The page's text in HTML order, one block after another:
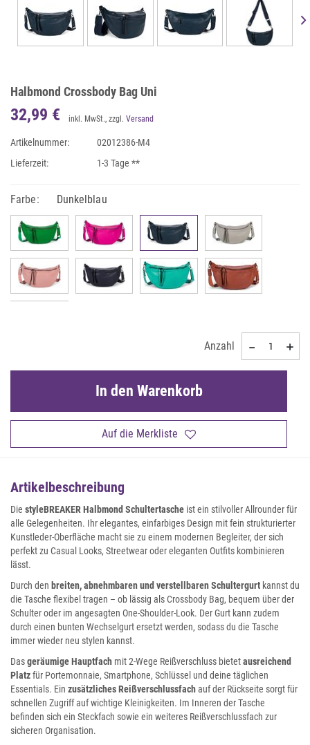
Halbmond Crossbody Bag Uni
32,99 € inkl. MwSt., zzgl. Versand
Artikelnummer:
02012386-M4
Lieferzeit:
1-3 Tage **
Farbe: Dunkelblau
Anzahl
Auf die Merkliste
In den Warenkorb
Artikelbeschreibung
Die styleBREAKER Halbmond Schultertasche ist ein stilvoller Allrounder für
alle Gelegenheiten. Ihr elegantes, einfarbiges Design mit fein strukturierter
Kunstleder-Oberfläche macht sie zu einem modernen Begleiter, der sich
perfekt zu Casual Looks, Streetwear oder eleganten Outfits kombinieren
lässt.
Durch den breiten, abnehmbaren und verstellbaren Schultergurt kannst du
die Tasche flexibel tragen – ob lässig als Crossbody Bag, bequem über der
Schulter oder im angesagten One-Shoulder-Look. Der Gurt kann zudem
durch einen bunten Wechselgurt ersetzt werden, sodass du die Tasche
immer wieder neu stylen kannst.
Dasgeräumige Hauptfach mit 2-Wege Reißverschluss bietetausreichend
Platzfür Portemonnaie, Smartphone, Schlüssel und deine täglichen
Essentials. Ein zusätzliches Reißverschlussfachauf der Rückseite sorgt für
schnellen Zugriff auf wichtige Kleinigkeiten. Im Inneren der Tasche
befinden sich ein Steckfach sowie ein weiteres Reißverschlussfach zur
sicheren Organisation.